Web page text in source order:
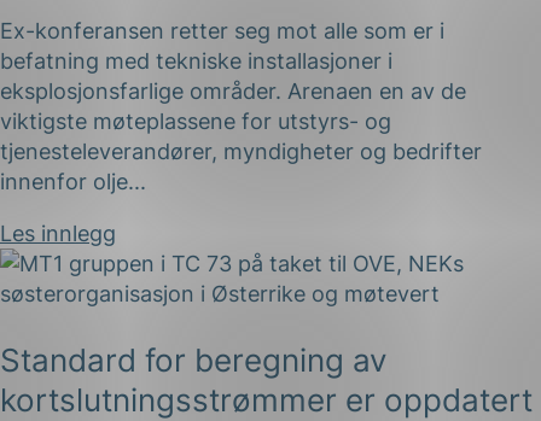
Ex-konferansen retter seg mot alle som er i
befatning med tekniske installasjoner i
eksplosjonsfarlige områder. Arenaen en av de
viktigste møteplassene for utstyrs- og
tjenesteleverandører, myndigheter og bedrifter
innenfor olje...
Les innlegg
Standard for beregning av
kortslutningsstrømmer er oppdatert